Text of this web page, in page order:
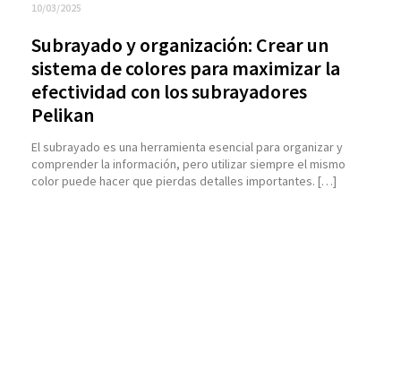
10/03/2025
Subrayado y organización: Crear un
sistema de colores para maximizar la
efectividad con los subrayadores
Pelikan
El subrayado es una herramienta esencial para organizar y
comprender la información, pero utilizar siempre el mismo
color puede hacer que pierdas detalles importantes. […]